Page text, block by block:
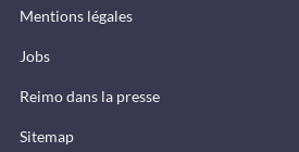
Mentions légales
Jobs
Reimo dans la presse
Sitemap